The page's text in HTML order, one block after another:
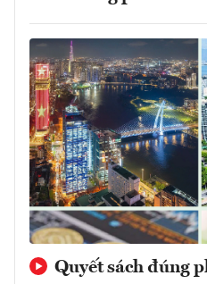
Quyết sách đúng